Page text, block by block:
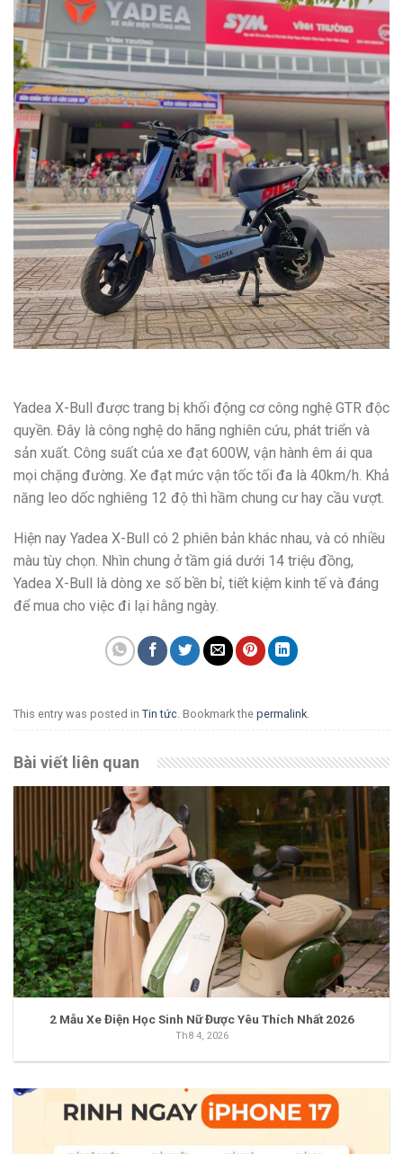
Yadea X-Bull được trang bị khối động cơ công nghệ GTR độc
quyền. Đây là công nghệ do hãng nghiên cứu, phát triển và
sản xuất. Công suất của xe đạt 600W, vận hành êm ái qua
mọi chặng đường. Xe đạt mức vận tốc tối đa là 40km/h. Khả
năng leo dốc nghiêng 12 độ thì hầm chung cư hay cầu vượt.
Hiện nay Yadea X-Bull có 2 phiên bản khác nhau, và có nhiều
màu tùy chọn. Nhìn chung ở tầm giá dưới 14 triệu đồng,
Yadea X-Bull là dòng xe số bền bỉ, tiết kiệm kinh tế và đáng
để mua cho việc đi lại hằng ngày.
This entry was posted in Tin tức . Bookmark the permalink
Bài viết liên quan
2 Mẫu Xe Điện Học Sinh Nữ Được Yêu Thích Nhất 2026
Th8 4, 2026